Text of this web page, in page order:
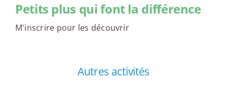
Petits plus qui font la différence
M'inscrire pour les découvrir
Autres activités